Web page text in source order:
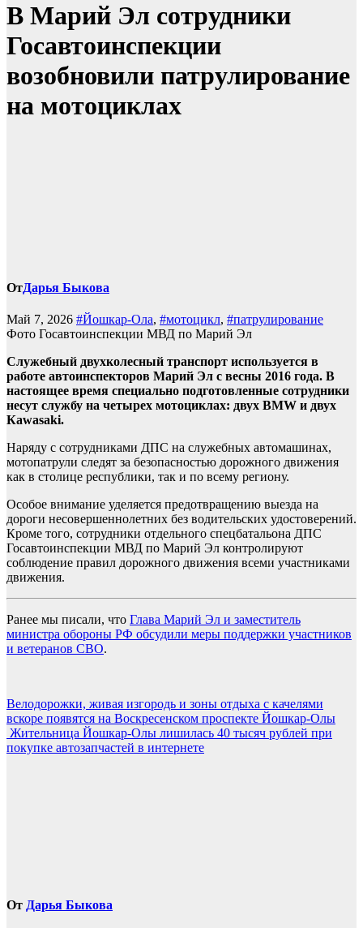
В Марий Эл сотрудники
Госавтоинспекции
возобновили патрулирование
на мотоциклах
ОтДарья Быкова
Май 7, 2026 #Йошкар-Ола, #мотоцикл, #патрулирование
Фото Госавтоинспекции МВД по Марий Эл
Служебный двухколесный транспорт используется в
работе автоинспекторов Марий Эл с весны 2016 года. В
настоящее время специально подготовленные сотрудники
несут службу на четырех мотоциклах: двух BMW и двух
Кawasaki.
Наряду с сотрудниками ДПС на служебных автомашинах,
мотопатрули следят за безопасностью дорожного движения
как в столице республики, так и по всему региону.
Особое внимание уделяется предотвращению выезда на
дороги несовершеннолетних без водительских удостоверений.
Кроме того, сотрудники отдельного спецбатальона ДПС
Госавтоинспекции МВД по Марий Эл контролируют
соблюдение правил дорожного движения всеми участниками
движения.
Ранее мы писали, что Глава Марий Эл и заместитель
министра обороны РФ обсудили меры поддержки участников
и ветеранов СВО.
Навигация
по
записям
Велодорожки, живая изгородь и зоны отдыха с качелями
вскоре появятся на Воскресенском проспекте Йошкар-Олы
Жительница Йошкар-Олы лишилась 40 тысяч рублей при
покупке автозапчастей в интернете
От Дарья Быкова